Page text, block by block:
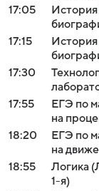
17:05
История
17:15
История
17:30
17:55
ЕГЭ по
на
18:20
ЕГЭ по
на
18:55
Логика
1-я)